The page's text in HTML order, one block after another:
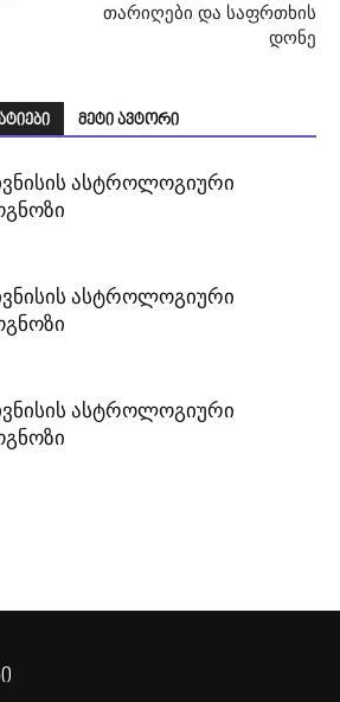
თარიღები და საფრთხის
დონე
მეტი ავტორი
ასტროლოგიური
ასტროლოგიური
ასტროლოგიური